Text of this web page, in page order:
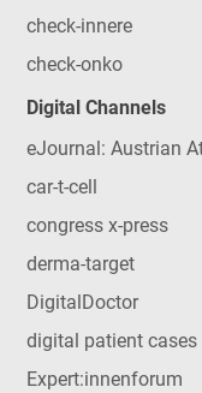
check-innere
check-onko
Digital Channels
eJournal: Austrian
car-t-cell
congress x-press
derma-target
DigitalDoctor
digital patient cases
Expert:innenforum